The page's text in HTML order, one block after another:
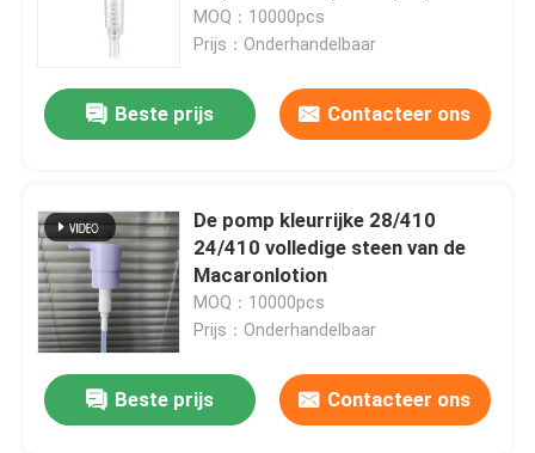
MOQ：10000pcs
Prijs：Onderhandelbaar
Beste prijs Contacteer ons
De pomp kleurrijke 28/410
24/410 volledige steen van de
Macaronlotion
MOQ：10000pcs
Prijs：Onderhandelbaar
Beste prijs Contacteer ons